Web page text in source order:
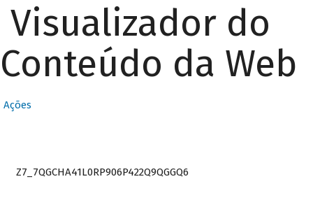
Visualizador do
Conteúdo da Web
Ações
Z7_7QGCHA41L0RP906P422Q9QGGQ6